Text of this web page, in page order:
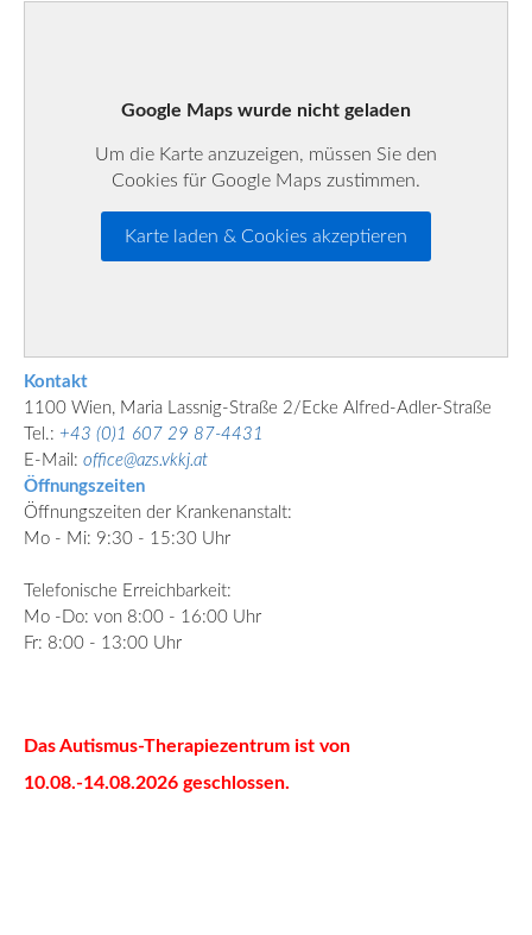
Google Maps wurde nicht geladen
Um die Karte anzuzeigen, müssen Sie den
Cookies für Google Maps zustimmen.
Karte laden & Cookies akzeptieren
Kontakt
1100 Wien, Maria Lassnig-Straße 2/Ecke Alfred-Adler-Straße
Tel.: +43 (0)1 607 29 87-4431
E-Mail: office@azs.vkkj.at
Öffnungszeiten
Öffnungszeiten der Krankenanstalt:
Mo - Mi: 9:30 - 15:30 Uhr
Telefonische Erreichbarkeit:
Mo -Do: von 8:00 - 16:00 Uhr
Fr: 8:00 - 13:00 Uhr
Das Autismus-Therapiezentrum ist von
10.08.-14.08.2026 geschlossen.